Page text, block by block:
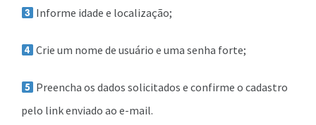
Informe idade e localização;
Crie um nome de usuário e uma senha forte;
Preencha os dados solicitados e confirme o cadastro
pelo link enviado ao e-mail.